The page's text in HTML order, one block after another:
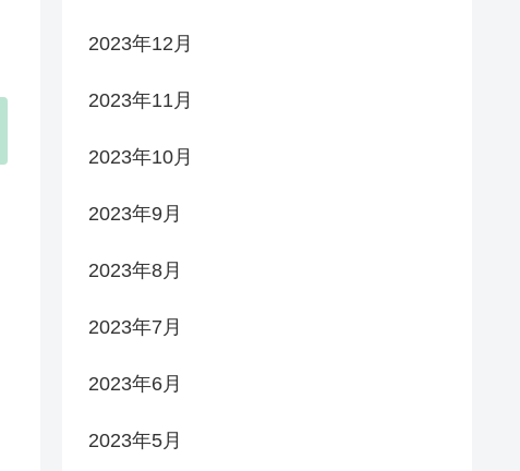
2023年12月
2023年11月
2023年10月
2023年9月
2023年8月
2023年7月
2023年6月
2023年5月